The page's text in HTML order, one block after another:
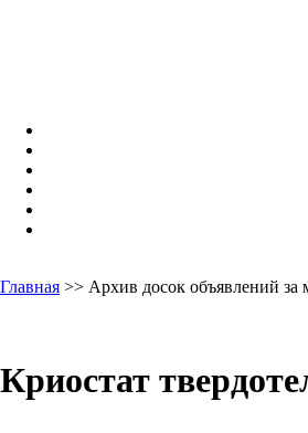
Главная >> Архив досок объявлений за
Криостат